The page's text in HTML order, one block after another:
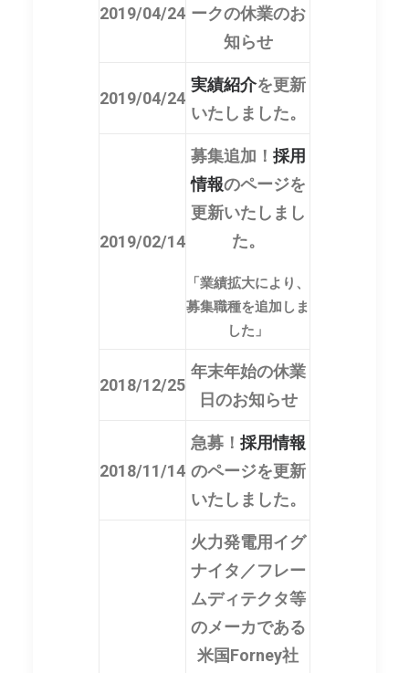
2019/04/24 ークの休業のお
知らせ
2019/04/24
実績紹介を更新
いたしました。
2019/02/14
募集追加！ 採用
情報のページを
更新いたしまし
た。
「業績拡大により、
募集職種を追加しま
した」
2018/12/25
年末年始の休業
日のお知らせ
2018/11/14
急募！ 採用情報
のページを更新
いたしました。
火力発電用イグ
ナイタ／フレー
ムディテクタ等
のメーカである
米国Forney社